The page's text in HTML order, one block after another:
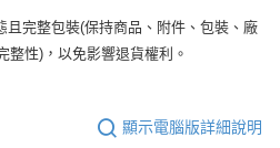
且完整包裝(保持商品、附件、包裝、廠
整性)，以免影響退貨權利。
顯示電腦版詳細說明